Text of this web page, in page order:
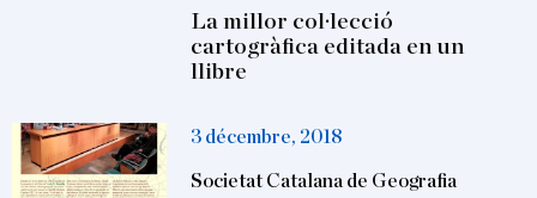
La millor col·lecció
cartogràfica editada en un
llibre
3 décembre, 2018
Societat Catalana de Geografia